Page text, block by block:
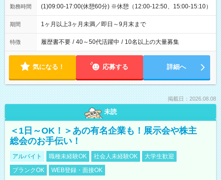
勤務時間 (1)09:00-17:00(休憩60分) ※休憩（12:00-12:50、15:00-15:10）
期間 1ヶ月以上3ヶ月未満／即日～9月末まで
特徴 履歴書不要 / 40～50代活躍中 / 10名以上の大量募集
気になる！ 応募する 詳細へ
掲載日：2026.08.08
未読
＜1日～OK！＞あの有名企業も！展示会や株主
総会のお手伝い！
アルバイト 職種未経験OK 社会人未経験OK
大学生歓迎
ブランクOK
WEB登録・面接OK